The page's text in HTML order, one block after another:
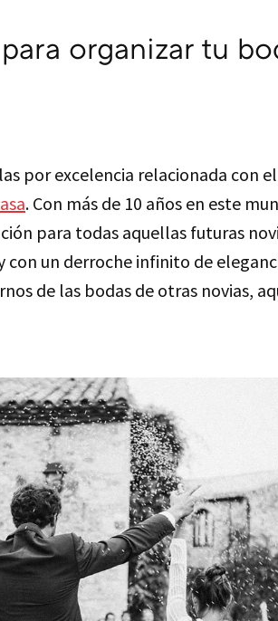
organizar tu
por excelencia relacionada con
. Con más de 10 años en este
para todas aquellas futuras
un derroche infinito de
de las bodas de otras novias,